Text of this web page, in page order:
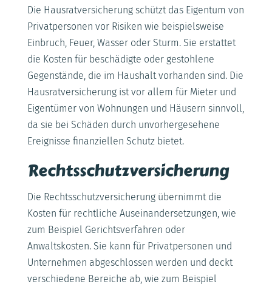
Die Hausratversicherung schützt das Eigentum von
Privatpersonen vor Risiken wie beispielsweise
Einbruch, Feuer, Wasser oder Sturm. Sie erstattet
die Kosten für beschädigte oder gestohlene
Gegenstände, die im Haushalt vorhanden sind. Die
Hausratversicherung ist vor allem für Mieter und
Eigentümer von Wohnungen und Häusern sinnvoll,
da sie bei Schäden durch unvorhergesehene
Ereignisse finanziellen Schutz bietet.
Rechtsschutzversicherung
Die Rechtsschutzversicherung übernimmt die
Kosten für rechtliche Auseinandersetzungen, wie
zum Beispiel Gerichtsverfahren oder
Anwaltskosten. Sie kann für Privatpersonen und
Unternehmen abgeschlossen werden und deckt
verschiedene Bereiche ab, wie zum Beispiel